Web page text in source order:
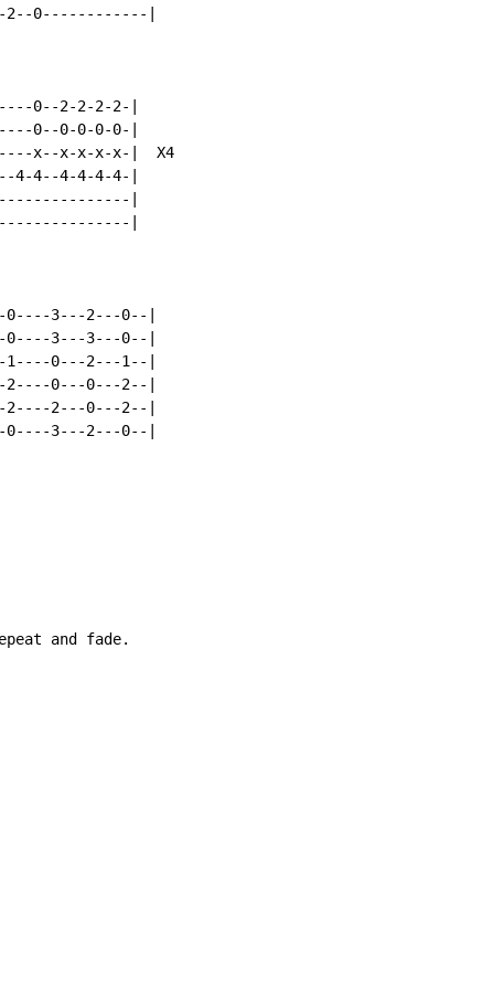
2--0------------|
0--2-2-2-2-|
0--0-0-0-0-|
x--x-x-x-x-|  X4
4--4-4-4-4-|
|
|
3---2---0--|
3---3---0--|
0---2---1--|
0---0---2--|
2---0---2--|
3---2---0--|
and fade.